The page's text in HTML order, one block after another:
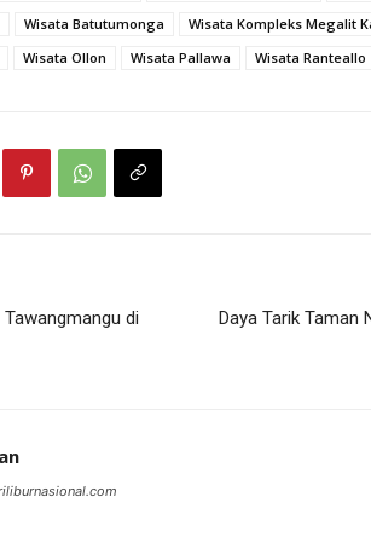
Wisata Batutumonga
Wisata Kompleks Megalit
Wisata Ollon Wisata Pallawa Wisata Ranteallo
di
Daya Tarik Taman